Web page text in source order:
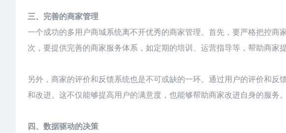
三、完善的商家管理
一个成功的多用户商城系统离不开优秀的商家管理。首先，要严格把控商
次，要提供完善的商家服务体系，如定期的培训、运营指导等，帮助商家
另外，商家的评价和反馈系统也是不可或缺的一环。通过用户的评价和反
和改进。这不仅能够提高用户的满意度，也能够帮助商家改进自身的服务。
四、数据驱动的决策